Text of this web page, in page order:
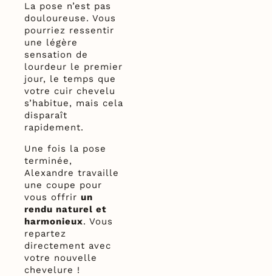
La pose n’est pas
douloureuse. Vous
pourriez ressentir
une légère
sensation de
lourdeur le premier
jour, le temps que
votre cuir chevelu
s’habitue, mais cela
disparaît
rapidement.
Une fois la pose
terminée,
Alexandre travaille
une coupe pour
vous offrir un
rendu naturel et
harmonieux. Vous
repartez
directement avec
votre nouvelle
chevelure !